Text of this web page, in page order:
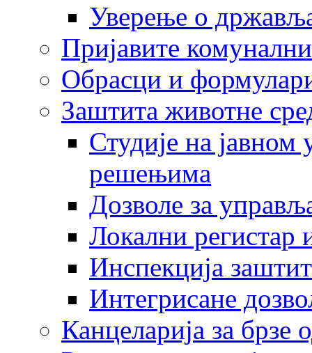
Уверење о
Пријавите
Обрасци и
Заштита животне
Студије на
решењима
Дозволе за
Локални регистар
Инспекција
Интегрисане
Канцеларија за брзе